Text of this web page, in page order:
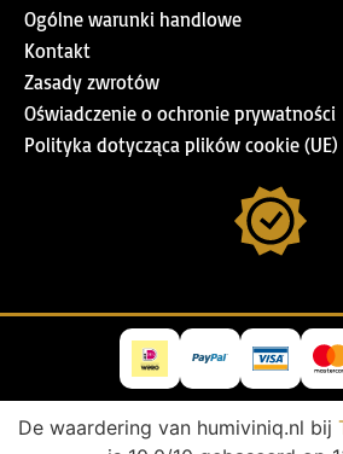
Ogólne warunki handlowe
Kontakt
Zasady zwrotów
Oświadczenie o ochronie prywatności
Polityka dotycząca plików cookie (UE)
De waardering van humiviniq.nl bij